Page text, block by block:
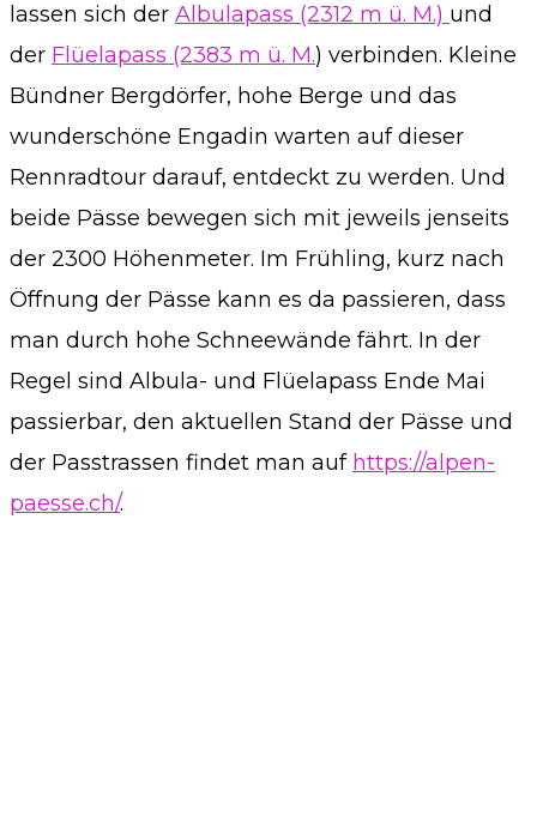
lassen sich der Albulapass (2312 m ü. M.) und
der Flüelapass (2383 m ü. M.) verbinden. Kleine
Bündner Bergdörfer, hohe Berge und das
wunderschöne Engadin warten auf dieser
Rennradtour darauf, entdeckt zu werden. Und
beide Pässe bewegen sich mit jeweils jenseits
der 2300 Höhenmeter. Im Frühling, kurz nach
Öffnung der Pässe kann es da passieren, dass
man durch hohe Schneewände fährt. In der
Regel sind Albula- und Flüelapass Ende Mai
passierbar, den aktuellen Stand der Pässe und
der Passtrassen findet man auf https://alpen-
paesse.ch/.